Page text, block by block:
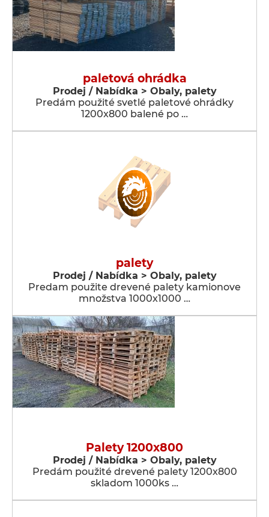
paletová ohrádka
Prodej / Nabídka > Obaly, palety
Predám použité svetlé paletové ohrádky
1200x800 balené po …
palety
Prodej / Nabídka > Obaly, palety
Predam použite drevené palety kamionove
množstva 1000x1000 …
Palety 1200x800
Prodej / Nabídka > Obaly, palety
Predám použité drevené palety 1200x800
skladom 1000ks …